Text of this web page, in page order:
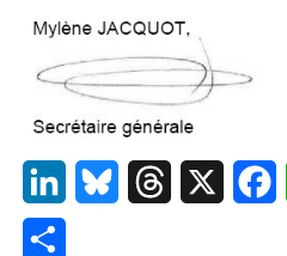
LinkedInBluesky Threads